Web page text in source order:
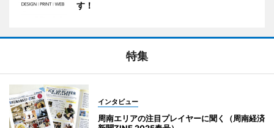
す！
特集
インタビュー
周南エリアの注目プレイヤーに聞く（周南経済